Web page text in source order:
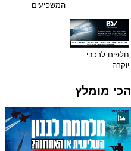
המשפיעים
חלפים לרכבי
יוקרה
הכי מומלץ